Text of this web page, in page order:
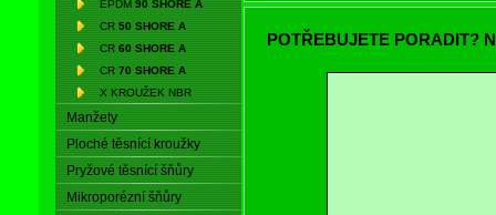
EPDM 90 SHORE A
CR 50 SHORE A
CR 60 SHORE A
CR 70 SHORE A
X KROUŽEK NBR
Manžety
Ploché těsnící kroužky
Pryžové těsnící šňůry
Mikroporézní šňůry
POTŘEBUJETE PORADIT?